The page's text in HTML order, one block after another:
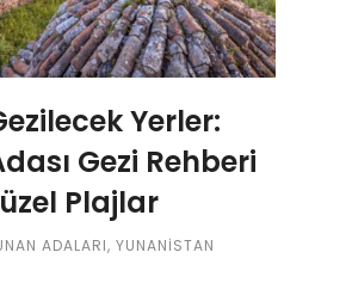
Yerler:
Gezi Rehberi
Plajlar
ADALARI, YUNANISTAN